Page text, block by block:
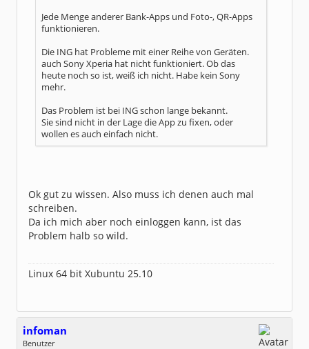
Jede Menge anderer Bank-Apps und Foto-, QR-Apps
funktionieren.
Die ING hat Probleme mit einer Reihe von Geräten.
auch Sony Xperia hat nicht funktioniert. Ob das
heute noch so ist, weiß ich nicht. Habe kein Sony
mehr.
Das Problem ist bei ING schon lange bekannt.
Sie sind nicht in der Lage die App zu fixen, oder
wollen es auch einfach nicht.
Ok gut zu wissen. Also muss ich denen auch mal
schreiben.
Da ich mich aber noch einloggen kann, ist das
Problem halb so wild.
Linux 64 bit Xubuntu 25.10
infoman
Benutzer